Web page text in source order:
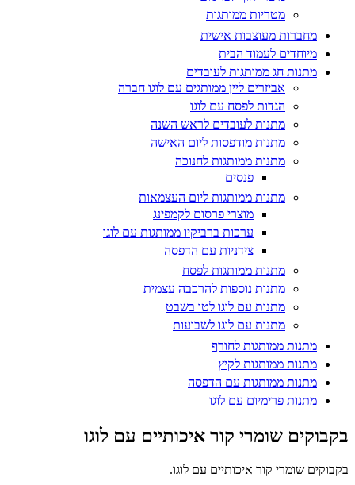
מטריות ממותגות
מחברות מעוצבות אישית
מיוחדים לעמוד הבית
מתנות חג ממותגות לעובדים
אביזרים ליין ממותגים עם לוגו חברה
הגדות לפסח עם לוגו
מתנות לעובדים לראש השנה
מתנות מודפסות ליום האישה
מתנות ממותגות לחנוכה
פנסים
מתנות ממותגות ליום העצמאות
מוצרי פרסום לקמפינג
ערכות ברביקיו ממותגות עם לוגו
צידניות עם הדפסה
מתנות ממותגות לפסח
מתנות נוספות להרכבה עצמית
מתנות עם לוגו לטו בשבט
מתנות עם לוגו לשבועות
מתנות ממותגות לחורף
מתנות ממותגות לקיץ
מתנות ממותגות עם הדפסה
מתנות פרימיום עם לוגו
בקבוקים שומרי קור איכותיים עם לוגו
בקבוקים שומרי קור איכותיים עם לוגו.